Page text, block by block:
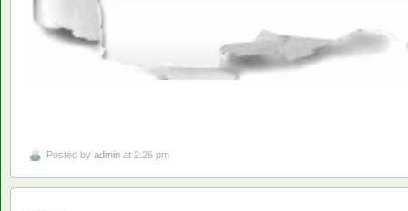
Posted by admin at 2:26 pm